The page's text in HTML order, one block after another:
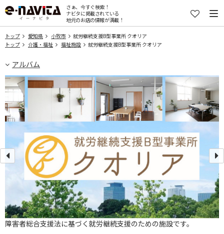
さぁ、今すぐ検索！
ナビタに掲載されている
地元のお店の情報が満載！
トップ 愛知県 小牧市
就労継続支援B型事業所 クオリア
トップ
介護・福祉 福祉施設 就労継続支援B型事業所 クオリア
アルバム
障害者総合支援法に基づく就労継続支援のための施設です。